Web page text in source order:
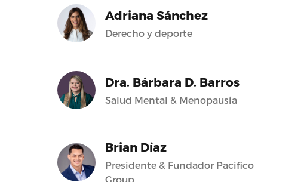
Adriana Sánchez
Derecho y deporte
Dra. Bárbara D. Barros
Salud Mental & Menopausia
Brian Díaz
Presidente & Fundador Pacifico
Group